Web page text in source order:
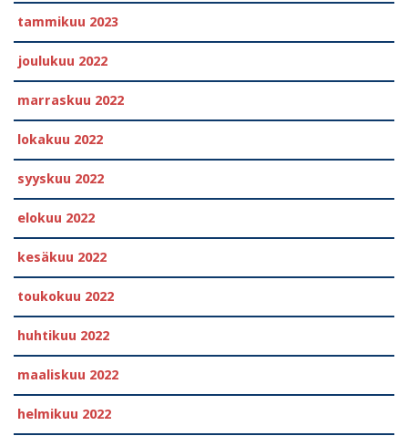
tammikuu 2023
joulukuu 2022
marraskuu 2022
lokakuu 2022
syyskuu 2022
elokuu 2022
kesäkuu 2022
toukokuu 2022
huhtikuu 2022
maaliskuu 2022
helmikuu 2022